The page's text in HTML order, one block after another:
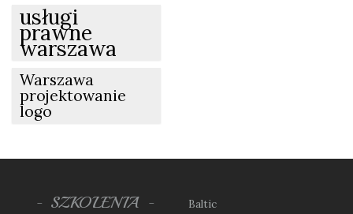
usługi
prawne
warszawa
Warszawa
projektowanie
logo
SZKOLENIA Baltic